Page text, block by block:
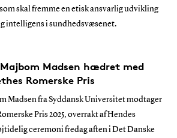
skal fremme en etisk ansvarlig udvikling
intelligens i sundhedsvæsenet.
Madsen hædret med
Romerske Pris
Madsen fra Syddansk Universitet modtager
Pris 2025, overrakt af Hendes
ceremoni fredag aften i Det Danske